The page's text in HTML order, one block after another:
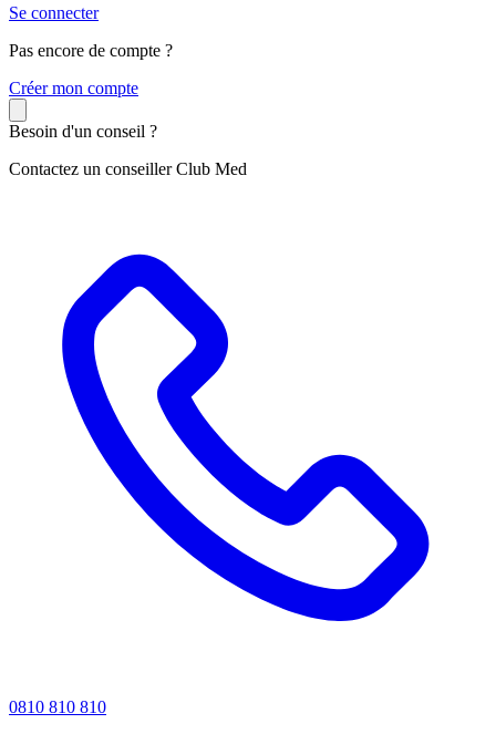
Se connecter
Pas encore de compte ?
Créer mon compte
Besoin d'un conseil ?
Contactez un conseiller Club Med
0810 810 810